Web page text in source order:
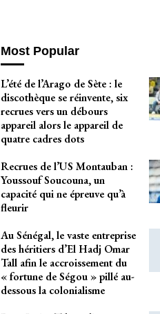
Most Popular
L’été de l’Arago de Sète : le
discothèque se réinvente, six
recrues vers un débours
appareil alors le appareil de
quatre cadres dots
Recrues de l’US Montauban :
Youssouf Soucouna, un
capacité qui ne épreuve qu’à
fleurir
Au Sénégal, le vaste entreprise
des héritiers d’El Hadj Omar
Tall afin le accroissement du
« fortune de Ségou » pillé au-
dessous la colonialisme